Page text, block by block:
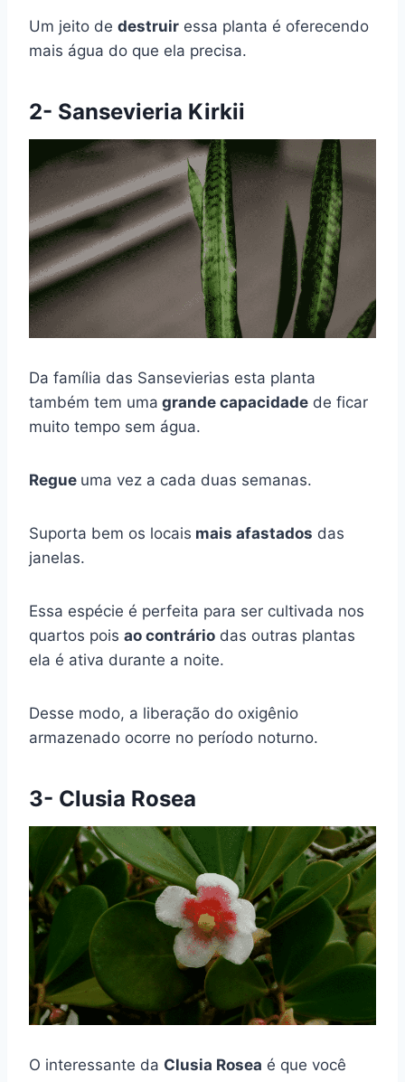
Um jeito de destruir essa planta é oferecendo
mais água do que ela precisa.
2- Sansevieria Kirkii
Da família das Sansevierias esta planta
também tem uma grande capacidade de ficar
muito tempo sem água.
Regue uma vez a cada duas semanas.
Suporta bem os locais mais afastados das
janelas.
Essa espécie é perfeita para ser cultivada nos
quartos pois ao contrário das outras plantas
ela é ativa durante a noite.
Desse modo, a liberação do oxigênio
armazenado ocorre no período noturno.
3- Clusia Rosea
O interessante da Clusia Rosea é que você